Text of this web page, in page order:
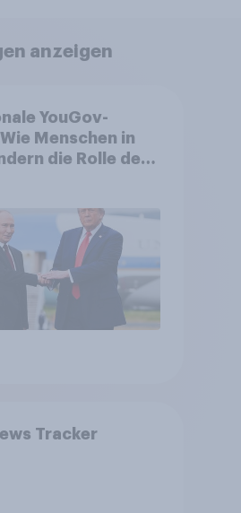
anzeigen
YouGov-
Menschen in
die Rolle der
und Bündnisse
Tracker